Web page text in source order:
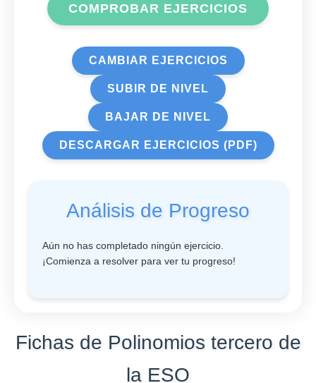
COMPROBAR EJERCICIOS
CAMBIAR EJERCICIOS
SUBIR DE NIVEL
BAJAR DE NIVEL
DESCARGAR EJERCICIOS (PDF)
Análisis de Progreso
Aún no has completado ningún ejercicio.
¡Comienza a resolver para ver tu progreso!
Fichas de Polinomios tercero de
la ESO